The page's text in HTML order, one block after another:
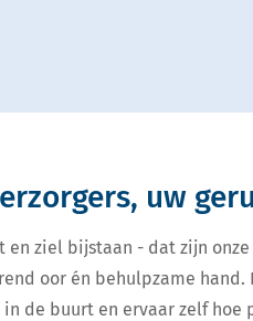
uw
en ziel bijstaan - dat zijn
oor én behulpzame
de buurt en ervaar zelf hoe